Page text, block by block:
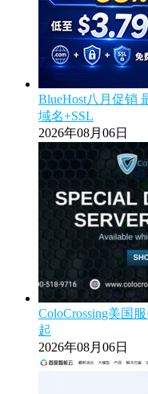
BlueHost八月促销
域名+SSL
2026年08月06日
ColoCrossing美国
起
2026年08月06日